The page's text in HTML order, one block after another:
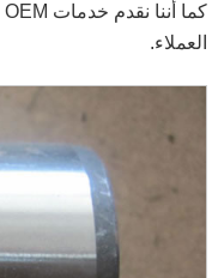
العملاء.